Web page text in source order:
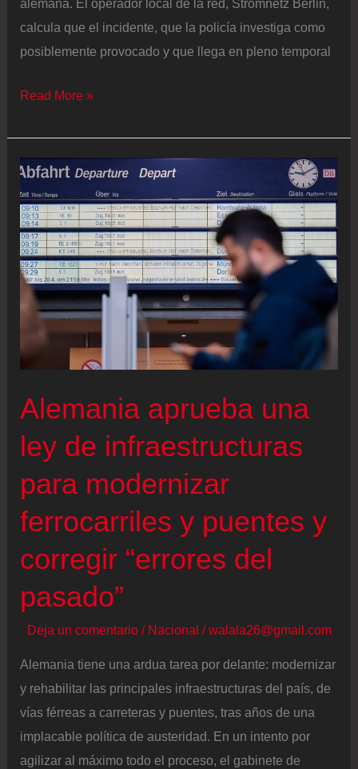
alemana. El operador local de la red, Stromnetz Berlin,
calcula que el incidente, que la policía investiga como
posiblemente provocado y que llega en pleno temporal
Un
deja
sin
luz
a
casi
50.000
hogares
en
Berlín
Read More »
Alemania aprueba una
ley de infraestructuras
para modernizar
ferrocarriles y puentes y
corregir “errores del
pasado”
Deja un comentario / Nacional /walala26@gmail.com
Alemania tiene una ardua tarea por delante: modernizar
y rehabilitar las principales infraestructuras del país, de
vías férreas a carreteras y puentes, tras años de una
implacable política de austeridad. En un intento por
agilizar al máximo todo el proceso, el gabinete de